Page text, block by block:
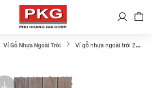
Vỉ Gỗ Nhựa Ngoài Trời
Vỉ gỗ nhựa ngoài trời 2